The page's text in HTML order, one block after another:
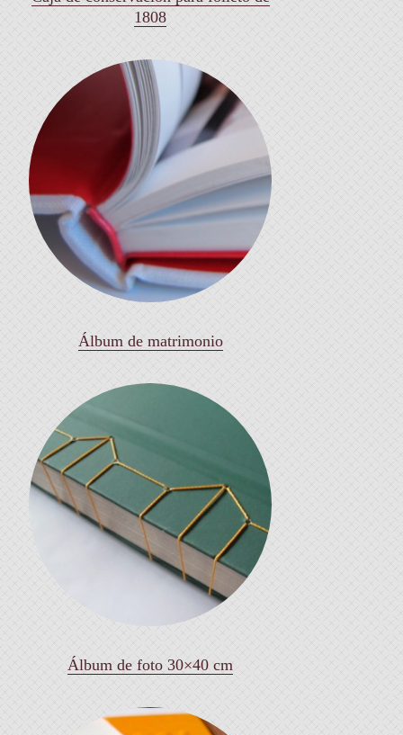
1808
Álbum de matrimonio
Álbum de foto 30×40 cm